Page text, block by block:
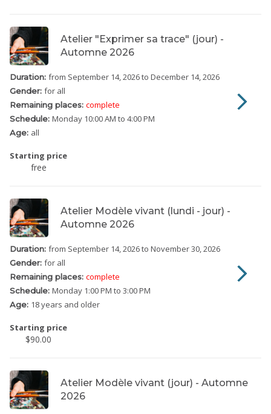
Atelier "Exprimer sa trace" (jour) -
Automne 2026
Duration: from September 14, 2026to December 14, 2026
Gender: for all
Remaining places: complete
Schedule: Monday 10:00 AM to 4:00 PM
Age: all
Starting price
free
Atelier Modèle vivant (lundi - jour) -
Automne 2026
Duration: from September 14, 2026to November 30, 2026
Gender: for all
Remaining places: complete
Schedule: Monday 1:00 PM to 3:00 PM
Age: 18 years and older
Starting price
$90.00
Atelier Modèle vivant (jour) - Automne
2026